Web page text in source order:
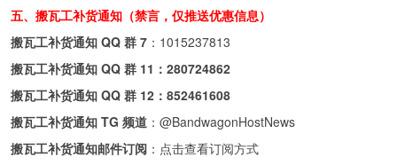
五、搬瓦工补货通知（禁言，仅推送优惠信息）
搬瓦工补货通知 QQ 群 7 ： 1015237813
搬瓦工补货通知 QQ 群 11： 280724862
搬瓦工补货通知 QQ 群 12： 852461608
搬瓦工补货通知 TG 频道 ： @BandwagonHostNews
搬瓦工补货通知邮件订阅 ： 点击查看订阅方式